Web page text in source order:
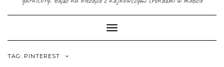
Toggle
Navigation
TAG: PINTEREST